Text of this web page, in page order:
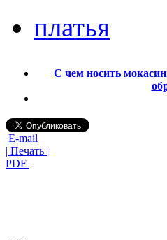
платья
С чем носить
E-mail
| Печать |
PDF